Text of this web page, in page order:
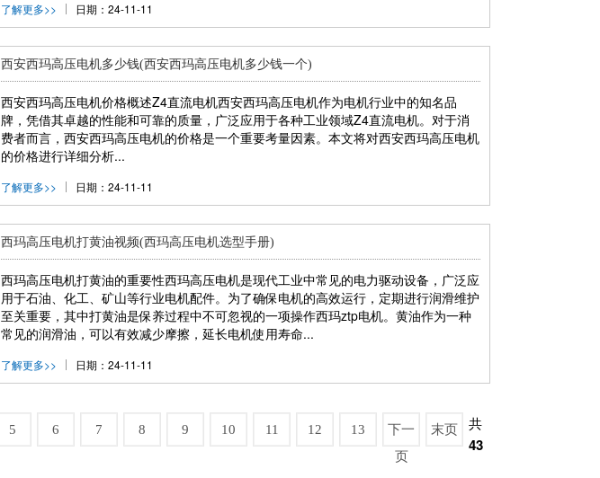
了解更多>> 日期：24-11-11
西安西玛高压电机多少钱(西安西玛高压电机多少钱一个)
西安西玛高压电机价格概述Z4直流电机西安西玛高压电机作为电机行业中的知名品
牌，凭借其卓越的性能和可靠的质量，广泛应用于各种工业领域Z4直流电机。对于消
费者而言，西安西玛高压电机的价格是一个重要考量因素。本文将对西安西玛高压电机
的价格进行详细分析...
了解更多>> 日期：24-11-11
西玛高压电机打黄油视频(西玛高压电机选型手册)
西玛高压电机打黄油的重要性西玛高压电机是现代工业中常见的电力驱动设备，广泛应
用于石油、化工、矿山等行业电机配件。为了确保电机的高效运行，定期进行润滑维护
至关重要，其中打黄油是保养过程中不可忽视的一项操作西玛ztp电机。黄油作为一种
常见的润滑油，可以有效减少摩擦，延长电机使用寿命...
了解更多>> 日期：24-11-11
5 6 7 8 9 10 11 12 13
下一
页
末页 共
43